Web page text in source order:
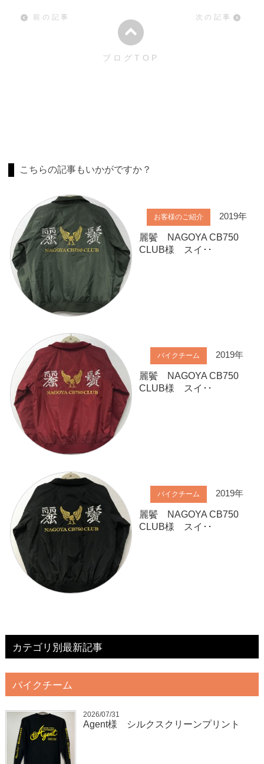
前の記事
ブログTOP
次の記事
こちらの記事もいかがですか？
お客様のご紹介 2019年
麗鬢 NAGOYA CB750
CLUB様 スイ･･
バイクチーム 2019年
麗鬢 NAGOYA CB750
CLUB様 スイ･･
バイクチーム 2019年
麗鬢 NAGOYA CB750
CLUB様 スイ･･
カテゴリ別最新記事
バイクチーム
2026/07/31
Agent様 シルクスクリーンプリント